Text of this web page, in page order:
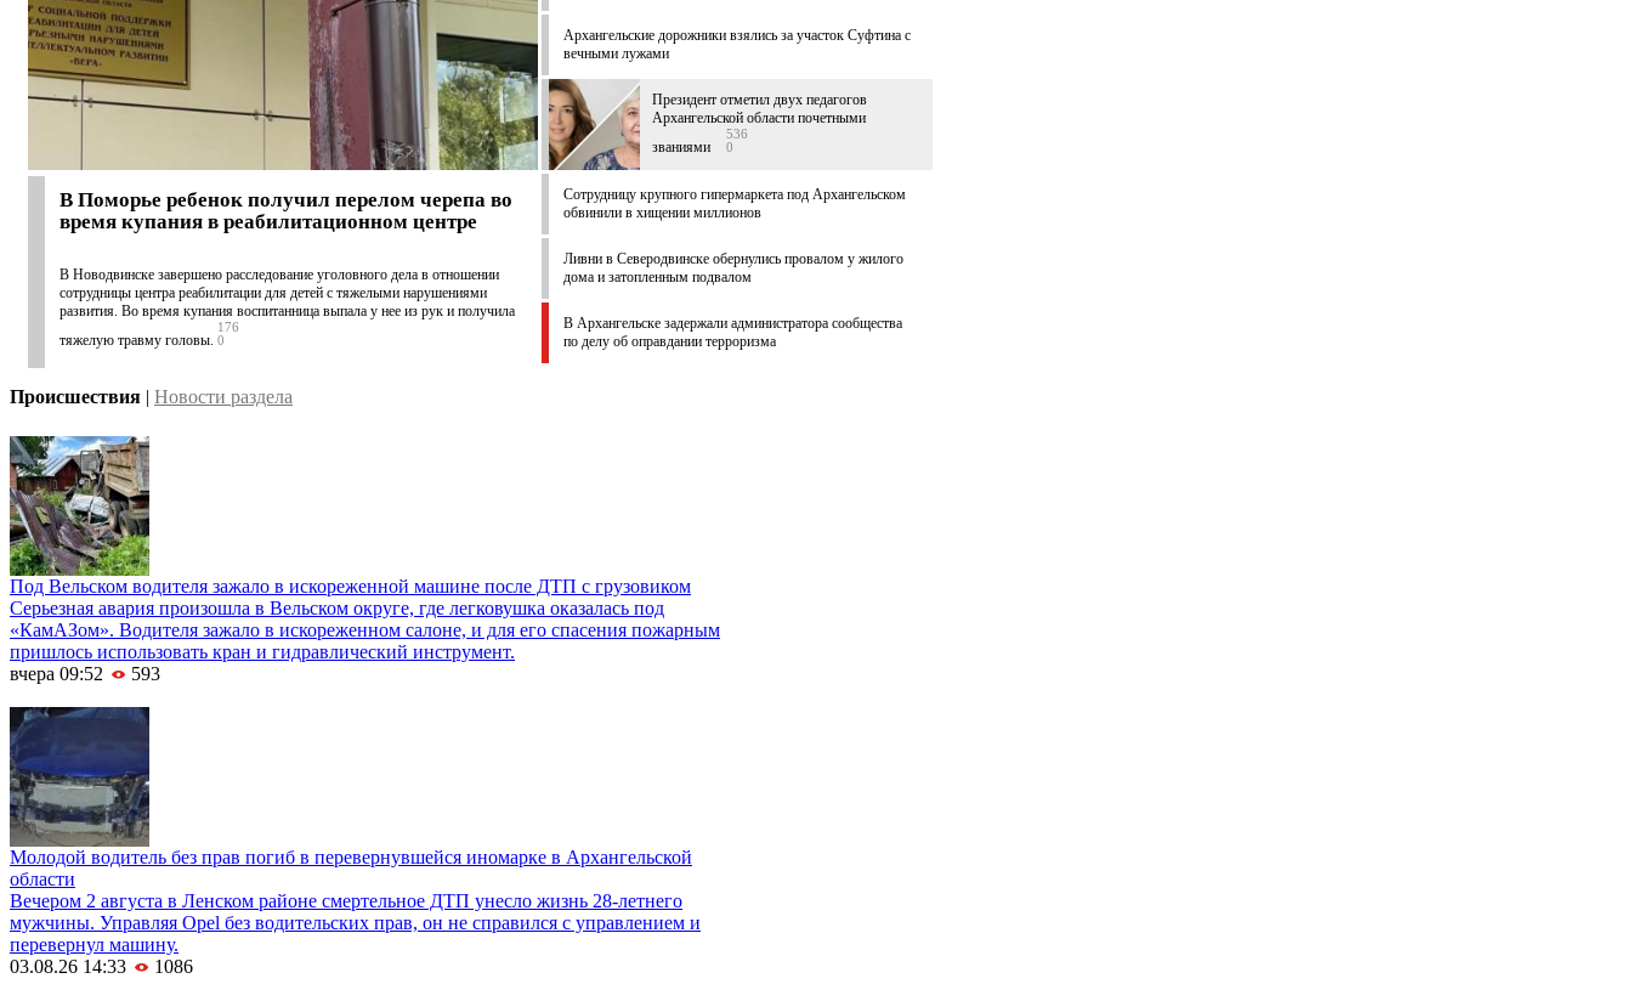
В Поморье ребенок получил перелом черепа во
время купания в реабилитационном центре
В Новодвинске завершено расследование уголовного дела в отношении
сотрудницы центра реабилитации для детей с тяжелыми нарушениями
развития. Во время купания воспитанница выпала у нее из рук и получила
тяжелую травму головы.
176
0
Архангельские дорожники взялись за участок Суфтина с
вечными лужами
Президент отметил двух педагогов
Архангельской области почетными
званиями
536
0
Сотрудницу крупного гипермаркета под Архангельском
обвинили в хищении миллионов
Ливни в Северодвинске обернулись провалом у жилого
дома и затопленным подвалом
В Архангельске задержали администратора сообщества
по делу об оправдании терроризма
Происшествия | Новости раздела
Под Вельском водителя зажало в искореженной машине после ДТП с грузовиком
Серьезная авария произошла в Вельском округе, где легковушка оказалась под
«КамАЗом». Водителя зажало в искореженном салоне, и для его спасения пожарным
пришлось использовать кран и гидравлический инструмент.
вчера 09:52
593
Молодой водитель без прав погиб в перевернувшейся иномарке в Архангельской
области
Вечером 2 августа в Ленском районе смертельное ДТП унесло жизнь 28-летнего
мужчины. Управляя Opel без водительских прав, он не справился с управлением и
перевернул машину.
03.08.26 14:33
1086